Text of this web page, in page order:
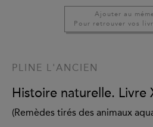
Ajouter au
Pour retrouver vos
PLINE L'ANCIEN
Histoire naturelle. Livre
(Remèdes tirés des animaux